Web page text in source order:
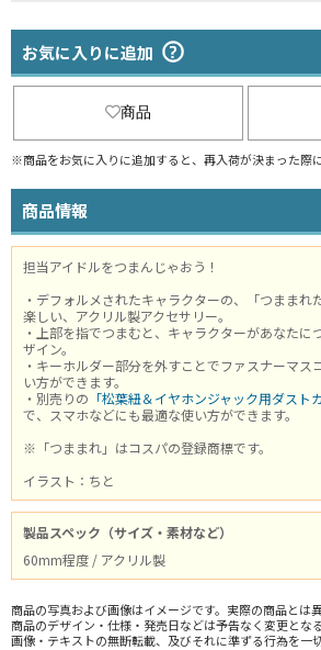
お気に入りに追加
商品
※商品をお気に入りに追加すると、再入荷が決まった際
商品情報
担当アイドルをつまんじゃおう！
・デフォルメされたキャラクターの、「つままれ
楽しい、アクリル製アクセサリー。
・上部を指でつまむと、キャラクターがあなたに
ザイン。
・キーホルダー部分を外すことでファスナーマス
い方ができます。
・別売りの 「松葉紐＆イヤホンジャック用ダスト
で、スマホなどにも最適な使い方ができます。
※「つままれ」はコスパの登録商標です。
イラスト：ちと
製品スペック（サイズ・素材など）
60mm程度 / アクリル製
商品の写真および画像はイメージです。実際の商品とは
商品のデザイン・仕様・発売日などは予告なく変更とな
画像・テキストの無断転載、及びそれに準ずる行為を一